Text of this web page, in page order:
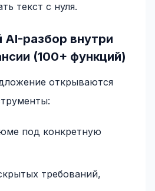
текст с нуля.
разбор внутри
(100+ функций)
открываются
под конкретную
требований,